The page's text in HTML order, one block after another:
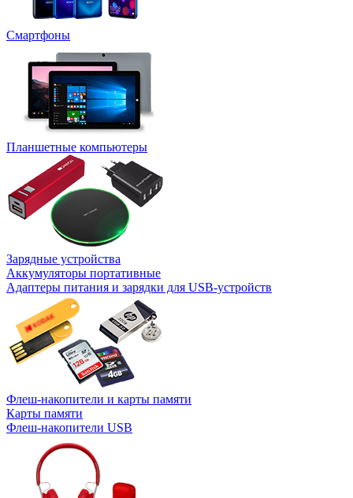
Смартфоны
Планшетные компьютеры
Зарядные устройства
Аккумуляторы портативные
Адаптеры питания и зарядки для USB-устройств
Флеш-накопители и карты памяти
Карты памяти
Флеш-накопители USB